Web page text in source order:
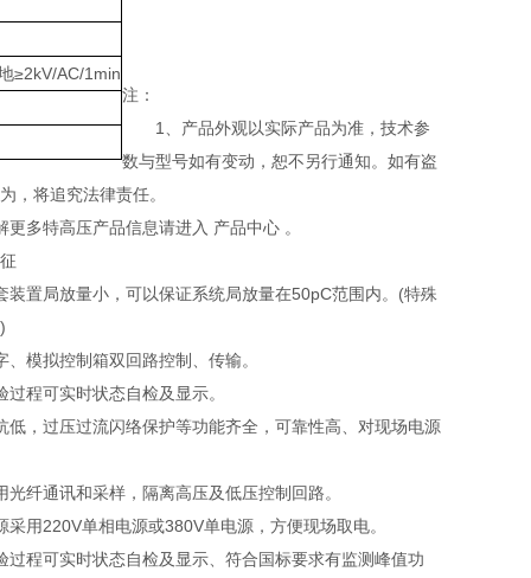
≥2kV/AC/1min
注：
1、产品外观以实际产品为准，技术参
数与型号如有变动，恕不另行通知。如有盗
，将追究法律责任。
特高压产品信息请进入 产品中心 。
局放量小，可以保证系统局放量在50pC范围内。(特殊
拟控制箱双回路控制、传输。
可实时状态自检及显示。
过压过流闪络保护等功能齐全，可靠性高、对现场电源
通讯和采样，隔离高压及低压控制回路。
220V单相电源或380V单电源，方便现场取电。
可实时状态自检及显示、符合国标要求有监测峰值功